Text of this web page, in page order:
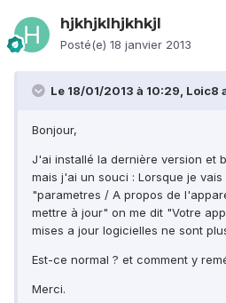
hjkhjklhjkhkjl
Posté(e) 18 janvier 2013
Le 18/01/2013 à 10:29, Loic8
Bonjour,
J'ai installé la dernière version et
mais j'ai un souci : Lorsque je vais
"parametres / A propos de
mettre à jour" on me dit "Votre
mises a jour logicielles ne sont
Est-ce normal ? et comment y
Merci.